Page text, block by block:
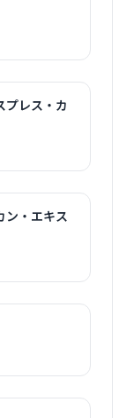
プレス・カ
ン・エキス